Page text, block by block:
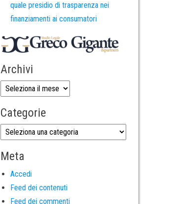
quale presidio di trasparenza nei
finanziamenti ai consumatori
Archivi
Categorie
Meta
Accedi
Feed dei contenuti
Feed dei commenti